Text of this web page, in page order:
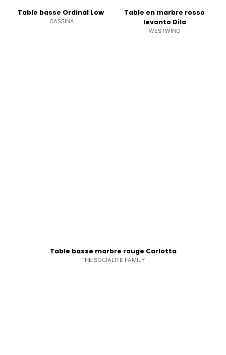
Table basse Ordinal Low
CASSINA
Table en marbre rosso
levanto Dila
WESTWING
Table basse marbre rouge Carlotta
THE SOCIALITE FAMILY